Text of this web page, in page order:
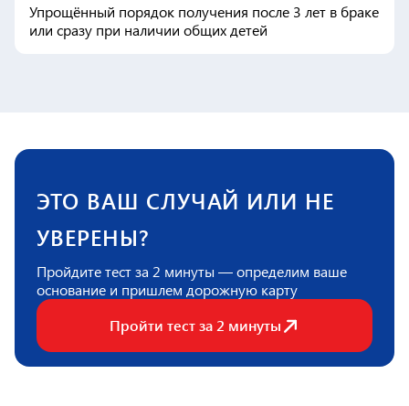
Упрощённый порядок получения после 3 лет в браке
или сразу при наличии общих детей
ЭТО ВАШ СЛУЧАЙ ИЛИ НЕ
УВЕРЕНЫ?
Пройдите тест за 2 минуты — определим ваше
основание и пришлем дорожную карту
Пройти тест за 2 минуты